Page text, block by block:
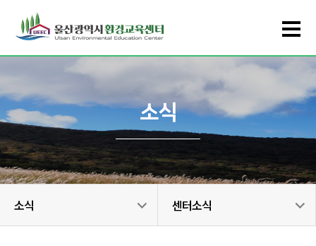
소식
소식 센터소식